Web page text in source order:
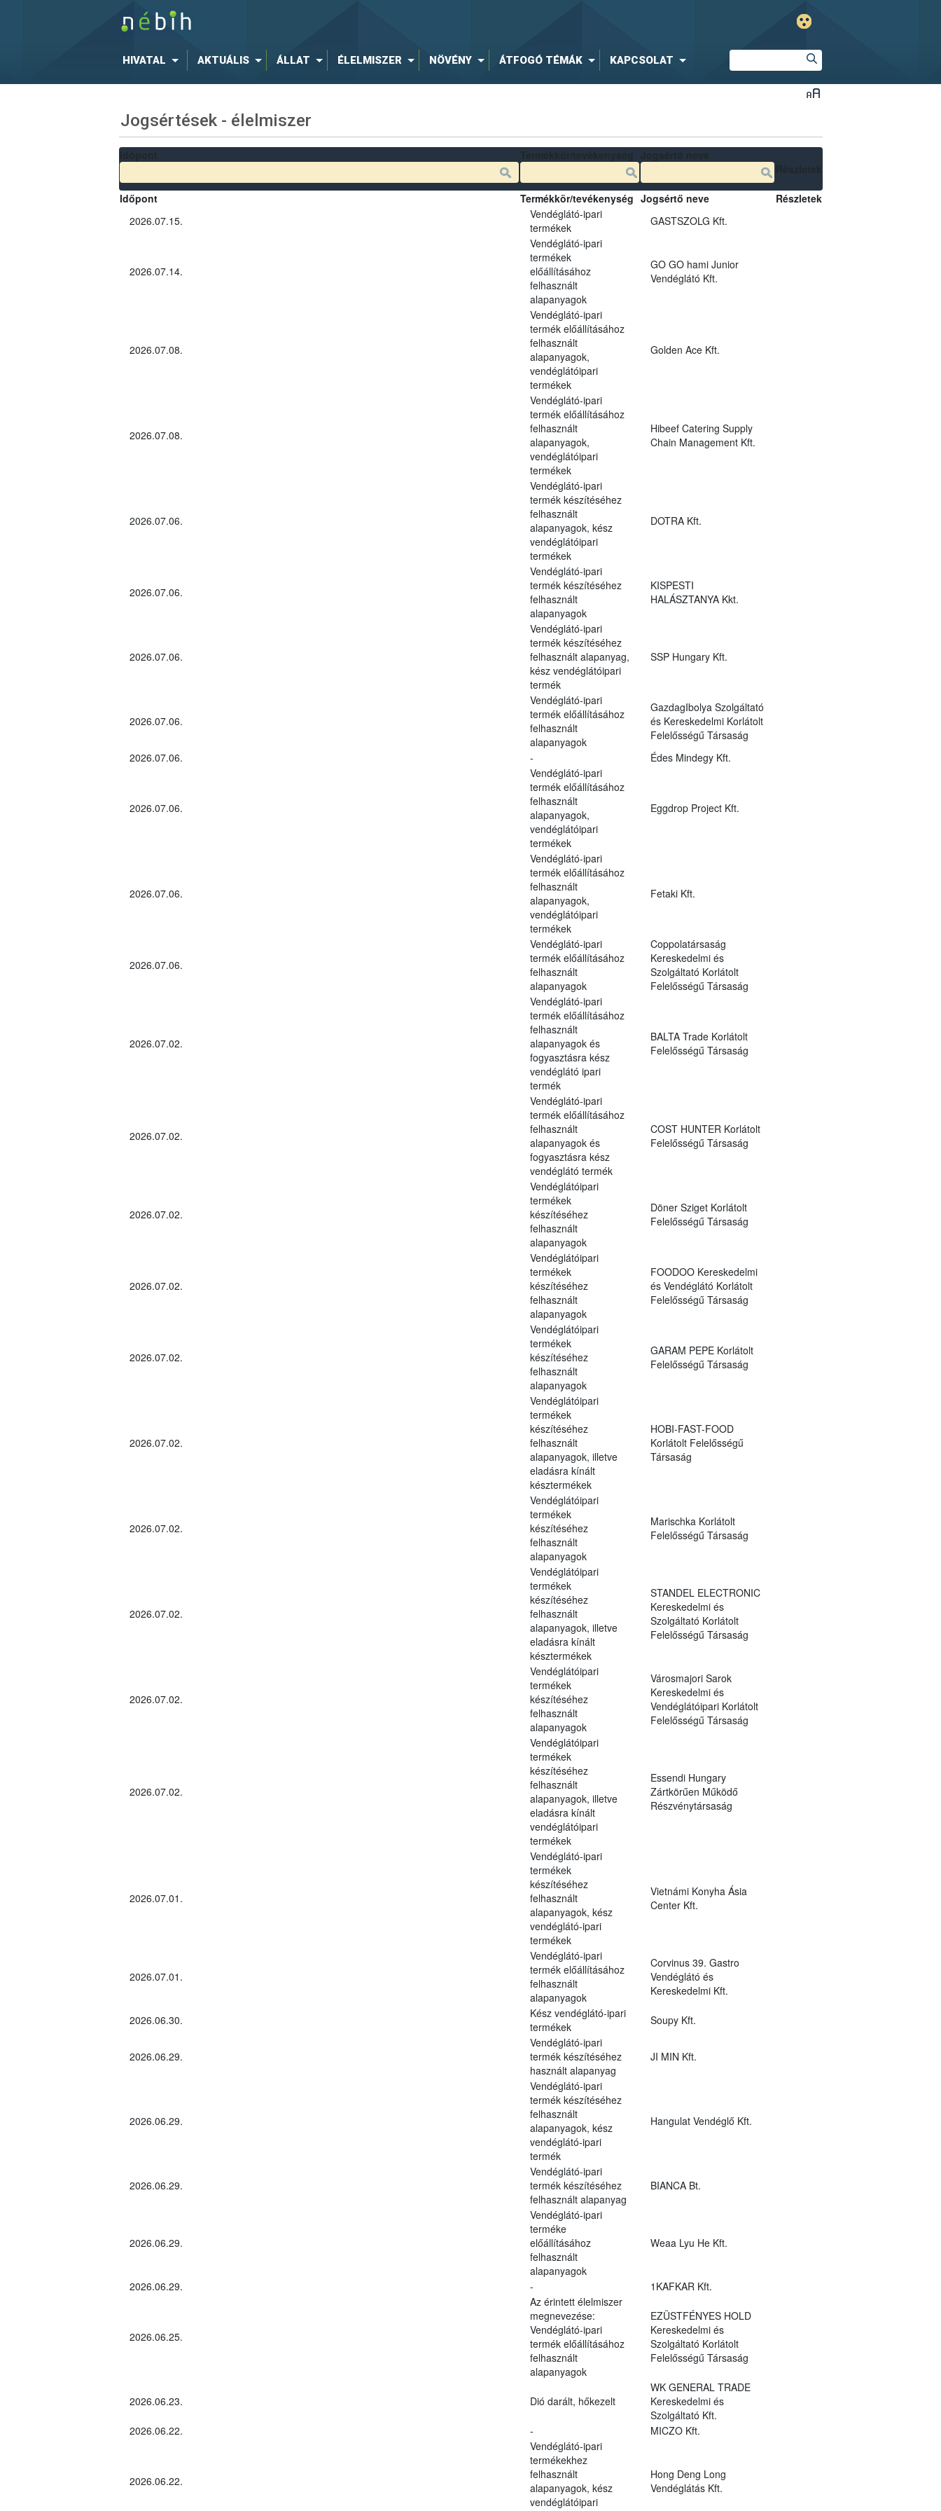
HIVATAL AKTUÁLIS ÁLLAT ÉLELMISZER NÖVÉNY ÁTFOGÓ TÉMÁK KAPCSOLAT
Jogsértések - élelmiszer
Időpont Termékkör/tevékenység Jogsértő neve
Részletek
2026.07.15.
Vendéglátó-ipari
termékek
GASTSZOLG Kft.
2026.07.14.
Vendéglátó-ipari
termékek
előállításához
felhasznált
alapanyagok
GO GO hami Junior
Vendéglátó Kft.
2026.07.08.
Vendéglátó-ipari
termék előállításához
felhasznált
alapanyagok,
vendéglátóipari
termékek
Golden Ace Kft.
2026.07.08.
Vendéglátó-ipari
termék előállításához
felhasznált
alapanyagok,
vendéglátóipari
termékek
Hibeef Catering Supply
Chain Management Kft.
2026.07.06.
Vendéglátó-ipari
termék készítéséhez
felhasznált
alapanyagok, kész
vendéglátóipari
termékek
DOTRA Kft.
2026.07.06.
Vendéglátó-ipari
termék készítéséhez
felhasznált
alapanyagok
KISPESTI
HALÁSZTANYA Kkt.
2026.07.06.
Vendéglátó-ipari
termék készítéséhez
felhasznált alapanyag,
kész vendéglátóipari
termék
SSP Hungary Kft.
2026.07.06.
Vendéglátó-ipari
termék előállításához
felhasznált
alapanyagok
GazdagIbolya Szolgáltató
és Kereskedelmi Korlátolt
Felelősségű Társaság
2026.07.06.
- Édes Mindegy Kft.
2026.07.06.
Vendéglátó-ipari
termék előállításához
felhasznált
alapanyagok,
vendéglátóipari
termékek
Eggdrop Project Kft.
2026.07.06.
Vendéglátó-ipari
termék előállításához
felhasznált
alapanyagok,
vendéglátóipari
termékek
Fetaki Kft.
2026.07.06.
Vendéglátó-ipari
termék előállításához
felhasznált
alapanyagok
Coppolatársaság
Kereskedelmi és
Szolgáltató Korlátolt
Felelősségű Társaság
2026.07.02.
Vendéglátó-ipari
termék előállításához
felhasznált
alapanyagok és
fogyasztásra kész
vendéglátó ipari
termék
BALTA Trade Korlátolt
Felelősségű Társaság
2026.07.02.
Vendéglátó-ipari
termék előállításához
felhasznált
alapanyagok és
fogyasztásra kész
vendéglátó termék
COST HUNTER Korlátolt
Felelősségű Társaság
2026.07.02.
Vendéglátóipari
termékek
készítéséhez
felhasznált
alapanyagok
Döner Sziget Korlátolt
Felelősségű Társaság
2026.07.02.
Vendéglátóipari
termékek
készítéséhez
felhasznált
alapanyagok
FOODOO Kereskedelmi
és Vendéglátó Korlátolt
Felelősségű Társaság
2026.07.02.
Vendéglátóipari
termékek
készítéséhez
felhasznált
alapanyagok
GARAM PEPE Korlátolt
Felelősségű Társaság
2026.07.02.
Vendéglátóipari
termékek
készítéséhez
felhasznált
alapanyagok, illetve
eladásra kínált
késztermékek
HOBI-FAST-FOOD
Korlátolt Felelősségű
Társaság
2026.07.02.
Vendéglátóipari
termékek
készítéséhez
felhasznált
alapanyagok
Marischka Korlátolt
Felelősségű Társaság
2026.07.02.
Vendéglátóipari
termékek
készítéséhez
felhasznált
alapanyagok, illetve
eladásra kínált
késztermékek
STANDEL ELECTRONIC
Kereskedelmi és
Szolgáltató Korlátolt
Felelősségű Társaság
2026.07.02.
Vendéglátóipari
termékek
készítéséhez
felhasznált
alapanyagok
Városmajori Sarok
Kereskedelmi és
Vendéglátóipari Korlátolt
Felelősségű Társaság
2026.07.02.
Vendéglátóipari
termékek
készítéséhez
felhasznált
alapanyagok, illetve
eladásra kínált
vendéglátóipari
termékek
Essendi Hungary
Zártkörűen Működő
Részvénytársaság
2026.07.01.
Vendéglátó-ipari
termékek
készítéséhez
felhasznált
alapanyagok, kész
vendéglátó-ipari
termékek
Vietnámi Konyha Ásia
Center Kft.
2026.07.01.
Vendéglátó-ipari
termék előállításához
felhasznált
alapanyagok
Corvinus 39. Gastro
Vendéglátó és
Kereskedelmi Kft.
2026.06.30.
Kész vendéglátó-ipari
termékek
Soupy Kft.
2026.06.29.
Vendéglátó-ipari
termék készítéséhez
használt alapanyag
JI MIN Kft.
2026.06.29.
Vendéglátó-ipari
termék készítéséhez
felhasznált
alapanyagok, kész
vendéglátó-ipari
termék
Hangulat Vendéglő Kft.
2026.06.29.
Vendéglátó-ipari
termék készítéséhez
felhasznált alapanyag
BIANCA Bt.
2026.06.29.
Vendéglátó-ipari
terméke
előállításához
felhasznált
alapanyagok
Weaa Lyu He Kft.
2026.06.29. - 1KAFKAR Kft.
2026.06.25.
Az érintett élelmiszer
megnevezése:
Vendéglátó-ipari
termék előállításához
felhasznált
alapanyagok
EZÜSTFÉNYES HOLD
Kereskedelmi és
Szolgáltató Korlátolt
Felelősségű Társaság
2026.06.23. Dió darált, hőkezelt
WK GENERAL TRADE
Kereskedelmi és
Szolgáltató Kft.
2026.06.22.
- MICZO Kft.
2026.06.22.
Vendéglátó-ipari
termékekhez
felhasznált
alapanyagok, kész
vendéglátóipari
Hong Deng Long
Vendéglátás Kft.